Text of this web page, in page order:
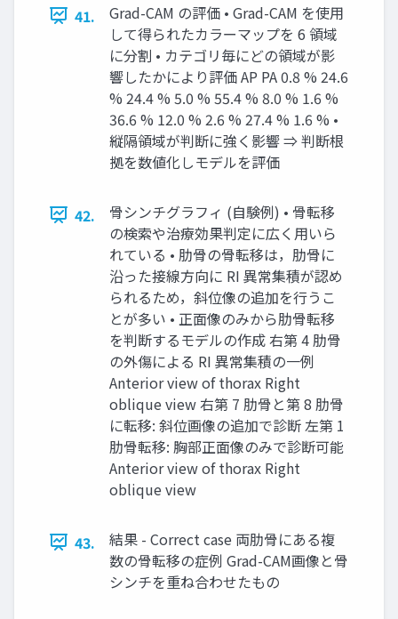
41.
Grad-CAM の評価 • Grad-CAM を使⽤
して得られたカラーマップを 6 領域
に分割 • カテゴリ毎にどの領域が影
響したかにより評価 AP PA 0.8 % 24.6
% 24.4 % 5.0 % 55.4 % 8.0 % 1.6 %
36.6 % 12.0 % 2.6 % 27.4 % 1.6 % •
縦隔領域が判断に強く影響 ⇒ 判断根
拠を数値化しモデルを評価
42.
⾻シンチグラフィ (⾃験例) • ⾻転移
の検索や治療効果判定に広く⽤いら
れている • 肋⾻の⾻転移は，肋⾻に
沿った接線⽅向に RI 異常集積が認め
られるため，斜位像の追加を⾏うこ
とが多い • 正⾯像のみから肋⾻転移
を判断するモデルの作成 右第 4 肋⾻
の外傷による RI 異常集積の⼀例
Anterior view of thorax Right
oblique view 右第 7 肋⾻と第 8 肋⾻
に転移: 斜位画像の追加で診断 左第 1
肋⾻転移: 胸部正⾯像のみで診断可能
Anterior view of thorax Right
oblique view
43.
結果 - Correct case 両肋⾻にある複
数の⾻転移の症例 Grad-CAM画像と⾻
シンチを重ね合わせたもの